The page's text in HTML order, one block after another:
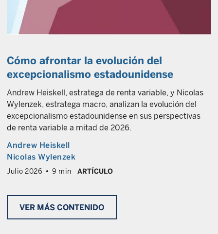
Cómo afrontar la evolución del
excepcionalismo estadounidense
Andrew Heiskell, estratega de renta variable, y Nicolas
Wylenzek, estratega macro, analizan la evolución del
excepcionalismo estadounidense en sus perspectivas
de renta variable a mitad de 2026.
Andrew Heiskell
Nicolas Wylenzek
Julio 2026 9 min ARTÍCULO
VER MÁS CONTENIDO